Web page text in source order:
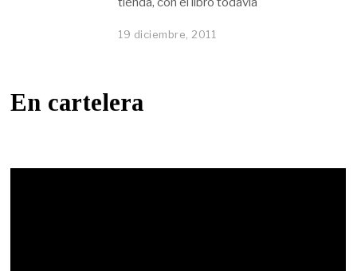
19 diciembre, 2011
En cartelera